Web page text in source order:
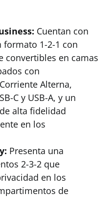
Cuentan con
1-2-1 con
convertibles en camas
con
Alterna,
C y USB-A, y un
alta fidelidad
en los
Presenta una
2-3-2 que
en los
de